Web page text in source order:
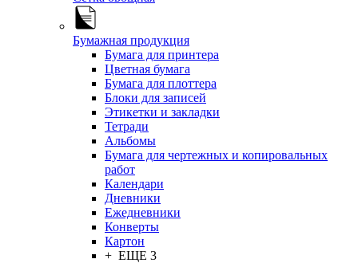
Бумажная продукция
Бумага для принтера
Цветная бумага
Бумага для плоттера
Блоки для записей
Этикетки и закладки
Тетради
Альбомы
Бумага для чертежных и копировальных
работ
Календари
Дневники
Ежедневники
Конверты
Картон
+ ЕЩЕ 3